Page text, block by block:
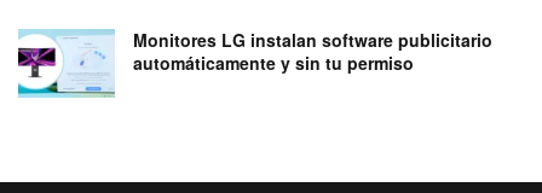
Monitores LG instalan software publicitario
automáticamente y sin tu permiso